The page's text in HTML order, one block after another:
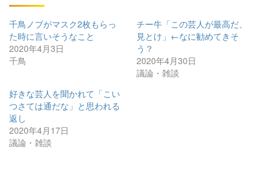
千鳥ノブがマスク2枚もらっ
た時に言いそうなこと
2020年4月3日
千鳥
チー牛「この芸人が最高だ、
見とけ」←なに勧めてきそ
う？
2020年4月30日
議論・雑談
好きな芸人を聞かれて「こい
つさては通だな」と思われる
返し
2020年4月17日
議論・雑談